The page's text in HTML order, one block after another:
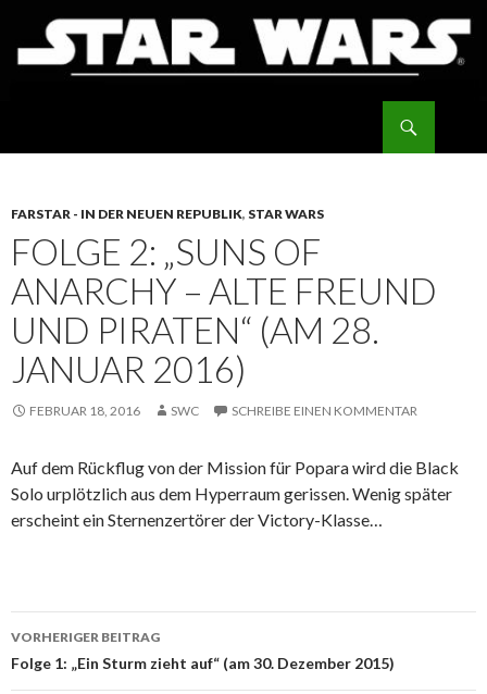
FARSTAR - IN DER NEUEN REPUBLIK, STAR WARS
FOLGE 2: „SUNS OF
ANARCHY – ALTE FREUND
UND PIRATEN“ (AM 28.
JANUAR 2016)
FEBRUAR 18, 2016 SWC SCHREIBE EINEN KOMMENTAR
Auf dem Rückflug von der Mission für Popara wird die Black
Solo urplötzlich aus dem Hyperraum gerissen. Wenig später
erscheint ein Sternenzertörer der Victory-Klasse…
VORHERIGER BEITRAG
Folge 1: „Ein Sturm zieht auf“ (am 30. Dezember 2015)